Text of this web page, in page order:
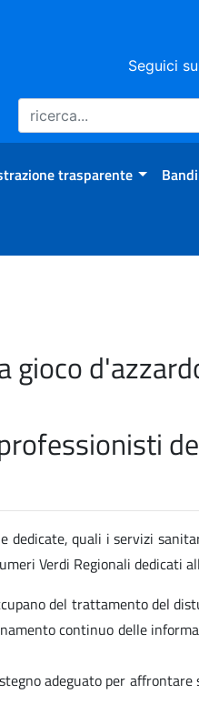
Seguici su
trasparente
gioco
dedicate, quali i servizi
Verdi Regionali dedicati
del trattamento del
continuo delle
adeguato per